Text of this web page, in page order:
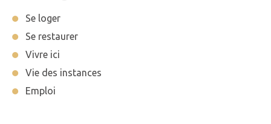
Se loger
Se restaurer
Vivre ici
Vie des instances
Emploi